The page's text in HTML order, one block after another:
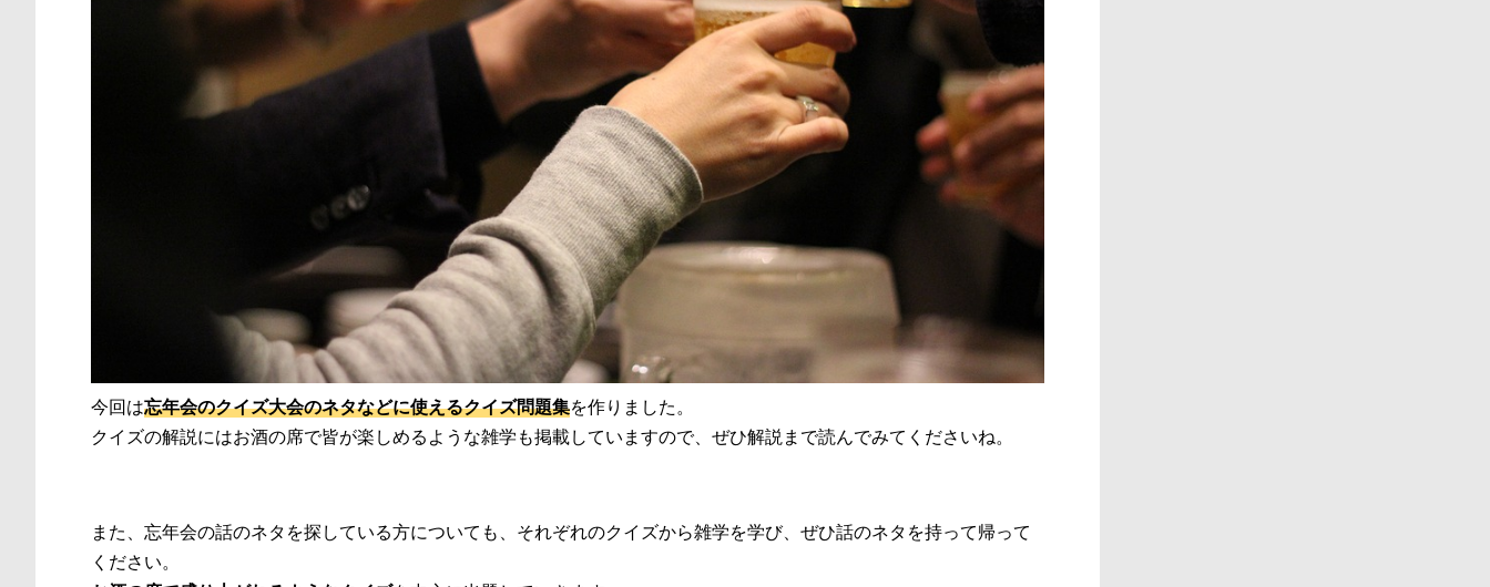
今回は忘年会のクイズ大会のネタなどに使えるクイズ問題集を作りました。
クイズの解説にはお酒の席で皆が楽しめるような雑学も掲載していますので、ぜひ解説まで読んでみてくださいね。
また、忘年会の話のネタを探している方についても、それぞれのクイズから雑学を学び、ぜひ話のネタを持って帰って
ください。